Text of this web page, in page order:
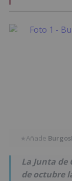
★Añade
La Junta de
de octubre